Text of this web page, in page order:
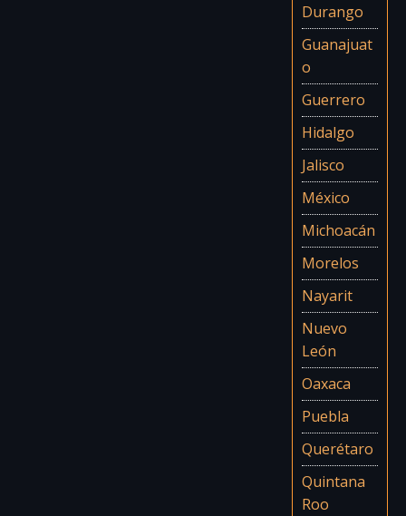
Durango
Guanajuat
o
Guerrero
Hidalgo
Jalisco
México
Michoacán
Morelos
Nayarit
Nuevo
León
Oaxaca
Puebla
Querétaro
Quintana
Roo